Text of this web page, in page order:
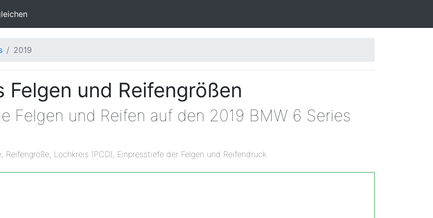
2019
Felgen und Reifengrößen
Felgen und Reifen auf den 2019 BMW 6 Series
Lochkreis (PCD), Einpresstiefe der Felgen und Reifendruck.